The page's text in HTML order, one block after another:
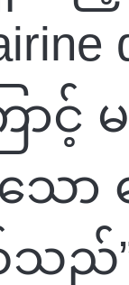
မင်
ာ
သည်